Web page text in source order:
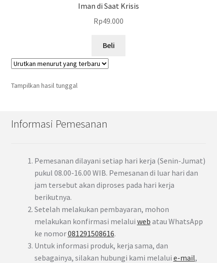
Iman di Saat Krisis
Rp49.000
Beli
Tampilkan hasil tunggal
Informasi Pemesanan
Pemesanan dilayani setiap hari kerja (Senin-Jumat)
pukul 08.00-16.00 WIB. Pemesanan di luar hari dan
jam tersebut akan diproses pada hari kerja
berikutnya.
Setelah melakukan pembayaran, mohon
melakukan konfirmasi melalui web atau WhatsApp
ke nomor081291508616.
Untuk informasi produk, kerja sama, dan
sebagainya, silakan hubungi kami melalui e-mail,